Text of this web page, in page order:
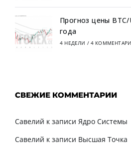
Прогноз цены
года
4 НЕДЕЛИ / 4
СВЕЖИЕ КОММЕНТАРИИ
Савелий к записи Ядро Системы
Савелий к записи Высшая Точка